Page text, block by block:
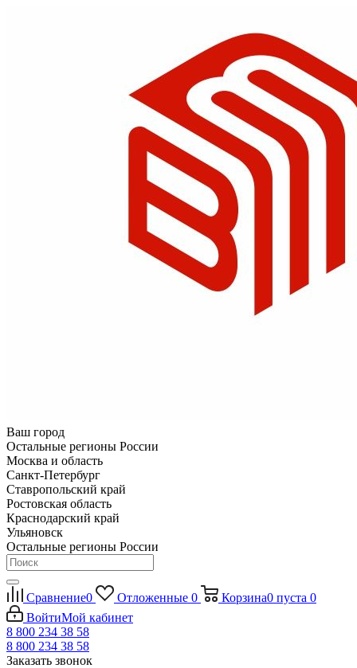
Ваш город
Остальные регионы России
Москва и область
Санкт-Петербург
Ставропольский край
Ростовская область
Краснодарский край
Ульяновск
Остальные регионы России
Сравнение0 Отложенные 0 Корзина0 пуста 0
ВойтиМой кабинет
8 800 234 38 58
8 800 234 38 58
Заказать звонок